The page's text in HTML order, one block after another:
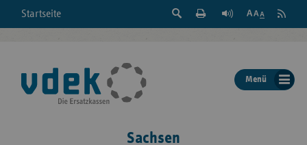
Startseite
Suche
der
Seite
Feed
Menü
Sachsen